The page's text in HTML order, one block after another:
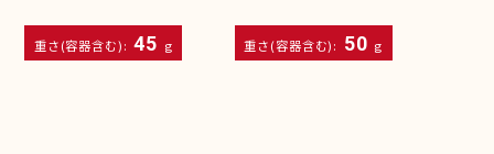
重さ(容器含む): 45 g 重さ(容器含む): 50 g